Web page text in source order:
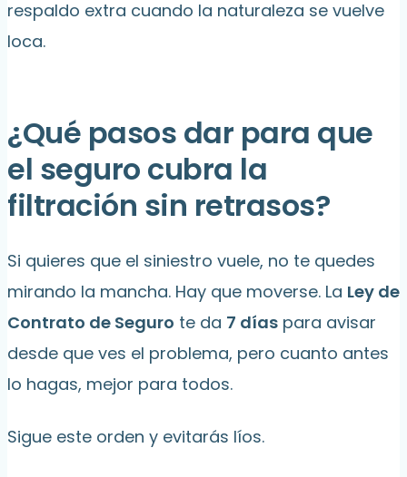
respaldo extra cuando la naturaleza se vuelve
loca.
¿Qué pasos dar para que
el seguro cubra la
filtración sin retrasos?
Si quieres que el siniestro vuele, no te quedes
mirando la mancha. Hay que moverse. La Ley de
Contrato de Seguro te da 7 días para avisar
desde que ves el problema, pero cuanto antes
lo hagas, mejor para todos.
Sigue este orden y evitarás líos.